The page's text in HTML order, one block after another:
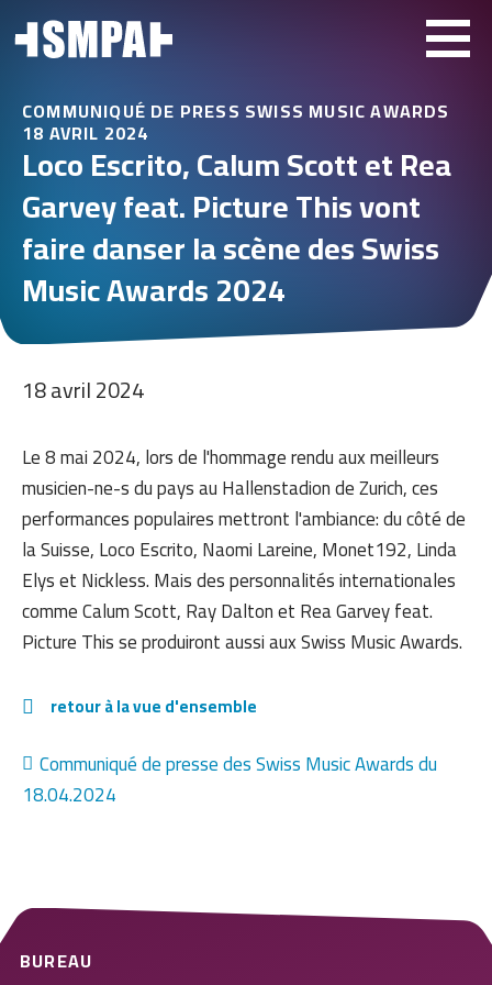
COMMUNIQUÉ DE PRESS SWISS MUSIC AWARDS
18 AVRIL 2024
Loco Escrito, Calum Scott et Rea
Garvey feat. Picture This vont
faire danser la scène des Swiss
Music Awards 2024
18 avril 2024
Le 8 mai 2024, lors de l'hommage rendu aux meilleurs
musicien-ne-s du pays au Hallenstadion de Zurich, ces
performances populaires mettront l'ambiance: du côté de
la Suisse, Loco Escrito, Naomi Lareine, Monet192, Linda
Elys et Nickless. Mais des personnalités internationales
comme Calum Scott, Ray Dalton et Rea Garvey feat.
Picture This se produiront aussi aux Swiss Music Awards.
retour à la vue d'ensemble
Communiqué de presse des Swiss Music Awards du
18.04.2024
BUREAU